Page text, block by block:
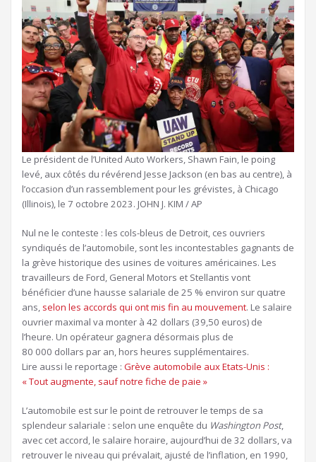
Le président de l’United Auto Workers, Shawn Fain, le poing
levé, aux côtés du révérend Jesse Jackson (en bas au centre), à
l’occasion d’un rassemblement pour les grévistes, à Chicago
(Illinois), le 7 octobre 2023. JOHN J. KIM / AP
Nul ne le conteste : les cols-bleus de Detroit, ces ouvriers
syndiqués de l’automobile, sont les incontestables gagnants de
la grève historique des usines de voitures américaines. Les
travailleurs de Ford, General Motors et Stellantis vont
bénéficier d’une hausse salariale de 25 % environ sur quatre
ans, selon les accords qui ont mis fin au mouvement. Le salaire
ouvrier maximal va monter à 42 dollars (39,50 euros) de
l’heure. Un opérateur gagnera désormais plus de
80 000 dollars par an, hors heures supplémentaires.
Lire aussi le reportage : Article
réservé
nos
abonnés
Grève automobile aux Etats-Unis :
« Tout augmente, sauf notre fiche de paie »
L’automobile est sur le point de retrouver le temps de sa
splendeur salariale : selon une enquête du Washington Post,
avec cet accord, le salaire horaire, aujourd’hui de 32 dollars, va
retrouver le niveau qui prévalait, ajusté de l’inflation, en 1990,